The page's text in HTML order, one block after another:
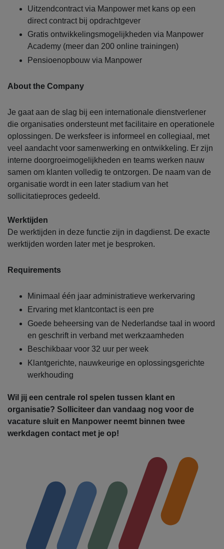
Uitzendcontract via Manpower met kans op een
direct contract bij opdrachtgever
Gratis ontwikkelingsmogelijkheden via Manpower
Academy (meer dan 200 online trainingen)
Pensioenopbouw via Manpower
About the Company
Je gaat aan de slag bij een internationale dienstverlener
die organisaties ondersteunt met facilitaire en operationele
oplossingen. De werksfeer is informeel en collegiaal, met
veel aandacht voor samenwerking en ontwikkeling. Er zijn
interne doorgroeimogelijkheden en teams werken nauw
samen om klanten volledig te ontzorgen. De naam van de
organisatie wordt in een later stadium van het
sollicitatieproces gedeeld.
Werktijden
De werktijden in deze functie zijn in dagdienst. De exacte
werktijden worden later met je besproken.
Requirements
Minimaal één jaar administratieve werkervaring
Ervaring met klantcontact is een pre
Goede beheersing van de Nederlandse taal in woord
en geschrift in verband met werkzaamheden
Beschikbaar voor 32 uur per week
Klantgerichte, nauwkeurige en oplossingsgerichte
werkhouding
Wil jij een centrale rol spelen tussen klant en
organisatie? Solliciteer dan vandaag nog voor de
vacature sluit en Manpower neemt binnen twee
werkdagen contact met je op!